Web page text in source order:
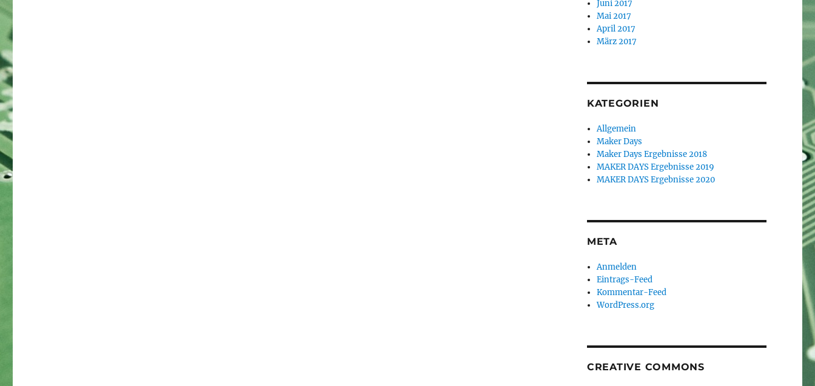
Juni 2017
Mai 2017
April 2017
März 2017
KATEGORIEN
Allgemein
Maker Days
Maker Days Ergebnisse 2018
MAKER DAYS Ergebnisse 2019
MAKER DAYS Ergebnisse 2020
META
Anmelden
Eintrags-Feed
Kommentar-Feed
WordPress.org
CREATIVE COMMONS